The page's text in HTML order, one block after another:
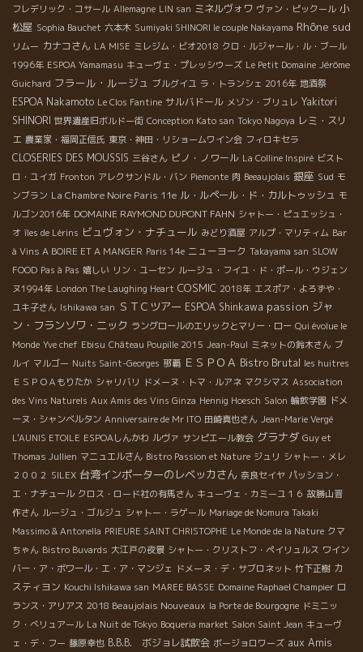
フレデリック・コサール Allemagne LIN san ミネルヴォワ ヴァン・ピックール 小
松屋 Sophia Bauchet 六本木 Sumiyaki SHINORI le couple Nakayama Rhône sud
リムー カナコさん LA MISE ミレジム・ビオ2018 クロ・ルジャール・ル・ブール
1996年 ESPOA Yamamasu キューヴェ・プレッシウーズ Le Petit Domaine Jérôme
Guichard フラール・ルージュ ブルグイユ ラ・トランシェ 2016年 地酒祭
ESPOA Nakamoto Le Clos Fantine サルバドール メゾン・ブリュレ Yakitori
SHINORI 世界遺産旧ボルドー街 Conception Kato san Tokyo Nagoya レミ・スリ
エ 農業家・福岡正信氏 東京・神田・リショームワイン会 フィロキセラ
CLOSERIES DES MOUSSIS 三谷さん ピノ・ノワール La Colline Inspiré ビスト
ロ・ユイガ Fronton アレクサンドル・バン Piemonte 肉 Beeaujolais 銀座 Sud モ
ンブラン La Chambre Noire Paris 11e ル・ルペール・ド・カルトゥッシュ モ
ルゴン2016年 DOMAINE RAYMOND DUPONT FAHN シャトー・ピュエッシュ・
オ îles de Lérins ビュヴォン・ナチュール みどり酒屋 アルプ・マリティム Bar
à Vins A BOIRE ET A MANGER Paris 14e ニューヨーク Takayama san SLOW
FOOD Pas à Pas 嬉しい リン・ユーセン ルージュ・フイユ・ド・ポール・ウジェン
ヌ1994年 London The Laughing Heart COSMIC 2018年 エスポア・よろずや・
ユキ子さん Ishikawa san ＳＴＣツアー ESPOA Shinkawa passion ジャ
ン・フランソワ・ニック ラングロールのエリックとマリー・ロー Qui évolue le
Monde Yve chef Ebisu Château Poupille 2015 Jean-Paul ミネットの鈴木さん ブ
ルイ マルゴー Nuits Saint-Georges 那覇 ＥＳＰＯＡ Bistro Brutal les huitres
ＥＳＰＯＡもりたか シャリバリ ドメーヌ・トマ・ルアネ マクシマス Association
des Vins Naturels Aux Amis des Vins Ginza Hennig Hoesch Salon 輪飲学園 ドメ
ーヌ・シャンベルタン Anniversaire de Mr ITO 田崎真也さん Jean-Marie Vergé
L'AUNIS ETOILE ESPOAしんかわ ルヴァ サンピエール教会 グラナダ Guy et
Thomas Jullien マニュエルさん Bistro Passion et Nature ジュリ シャトー・メレ
２００２ SILEX 台湾インポーターのレベッカさん 奈良セイヤ パッション・
エ・ナチュール クロス・ロード社の有馬さん キューヴェ・カミーユ１６ 故勝山晋
作さん ルージュ・ゴルジュ シャトー・ラゲール Mariage de Nomura Takaki
Massimo & Antonella PRIEURE SAINT CHRISTOPHE Le Monde de la Nature クマ
ちゃん Bistro Buvards 大江戸の夜景 シャトー・クリストフ・ペイリュルス ワイン
バー・ア・ボワール・エ・ア・マンジェ ドメーヌ・デ・サブロネット 竹下正樹 カ
スティヨン Kouchi Ishikawa san MAREE BASSE Domaine Raphael Champier ロ
ランス・アリアス 2018 Beaujolais Nouveaux la Porte de Bourgogne ドミニッ
ク・べリュアール La Nuit de Tokyo Boqueria market Salon Saint Jean キューヴ
ェ・デ・フー 藤原幸也 B.B.B. ボジョレ試飲会 ボージョロワーズ aux Amis